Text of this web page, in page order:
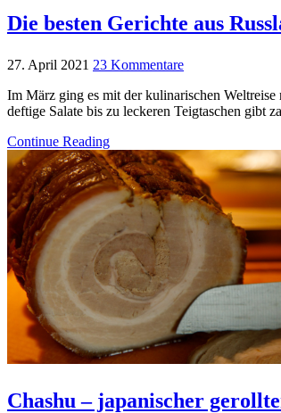
Die besten Gerichte aus
27. April 2021 23 Kommentare
Im März ging es mit der kulinarischen
deftige Salate bis zu leckeren Teigtaschen gibt
Continue Reading
Chashu – japanischer